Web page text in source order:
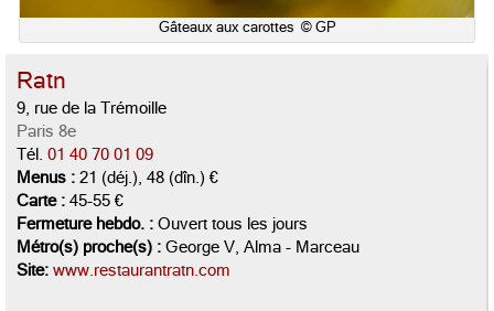
Gâteaux aux carottes © GP
Ratn
9, rue de la Trémoille
Paris 8e
Tél. 01 40 70 01 09
Menus : 21 (déj.), 48 (dîn.) €
Carte : 45-55 €
Fermeture hebdo. : Ouvert tous les jours
Métro(s) proche(s) : George V, Alma - Marceau
Site: www.restaurantratn.com